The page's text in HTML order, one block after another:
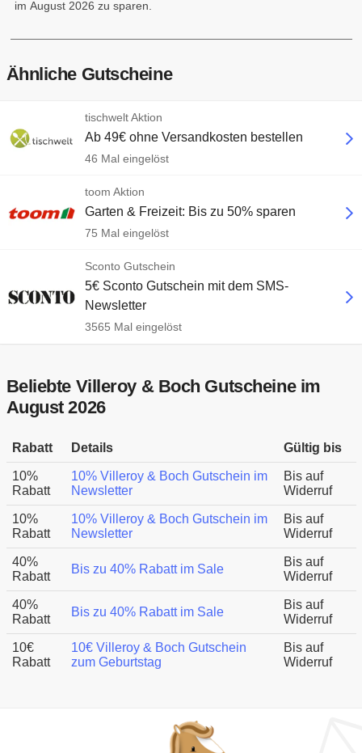
im August 2026 zu sparen.
Ähnliche Gutscheine
tischwelt Aktion
Ab 49€ ohne Versandkosten bestellen
46 Mal eingelöst
toom Aktion
Garten & Freizeit: Bis zu 50% sparen
75 Mal eingelöst
Sconto Gutschein
5€ Sconto Gutschein mit dem SMS-
Newsletter
3565 Mal eingelöst
Beliebte Villeroy & Boch Gutscheine im
August 2026
Rabatt Details Gültig bis
10%
Rabatt
10% Villeroy & Boch Gutschein im
Newsletter
Bis auf
Widerruf
10%
Rabatt
10% Villeroy & Boch Gutschein im
Newsletter
Bis auf
Widerruf
40%
Rabatt
Bis zu 40% Rabatt im Sale
Bis auf
Widerruf
40%
Rabatt
Bis zu 40% Rabatt im Sale
Bis auf
Widerruf
10€
Rabatt
10€ Villeroy & Boch Gutschein
zum Geburtstag
Bis auf
Widerruf